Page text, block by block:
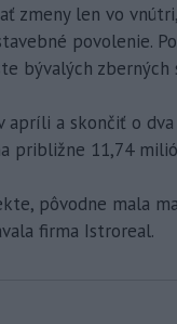
zmeny len vo
povolenie.
bývalých zberných
apríli a skončiť o
približne 11,74
pôvodne mala
firma Istroreal.